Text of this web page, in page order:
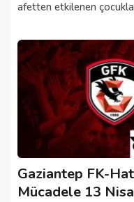
afetten etkilenen
Gaziantep FK-
Mücadele 13